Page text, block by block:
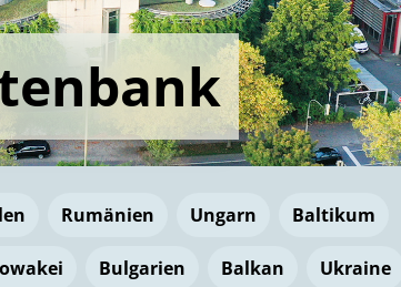
Rumänien Ungarn Baltikum
Bulgarien Balkan Ukraine